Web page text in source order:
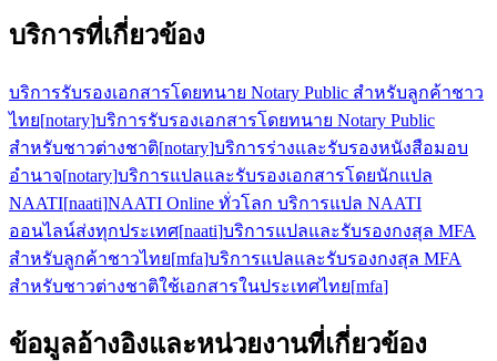
บริการที่เกี่ยวข้อง
บริการรับรองเอกสารโดยทนาย Notary Public สำหรับลูกค้าชาว
ไทย[notary]บริการรับรองเอกสารโดยทนาย Notary Public
สำหรับชาวต่างชาติ[notary]บริการร่างและรับรองหนังสือมอบ
อำนาจ[notary]บริการแปลและรับรองเอกสารโดยนักแปล
NAATI[naati]NAATI Online ทั่วโลก บริการแปล NAATI
ออนไลน์ส่งทุกประเทศ[naati]บริการแปลและรับรองกงสุล MFA
สำหรับลูกค้าชาวไทย[mfa]บริการแปลและรับรองกงสุล MFA
สำหรับชาวต่างชาติใช้เอกสารในประเทศไทย[mfa]
ข้อมูลอ้างอิงและหน่วยงานที่เกี่ยวข้อง